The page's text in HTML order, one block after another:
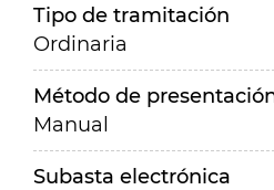
Tipo de tramitación
Ordinaria
Método de
Manual
Subasta electrónica